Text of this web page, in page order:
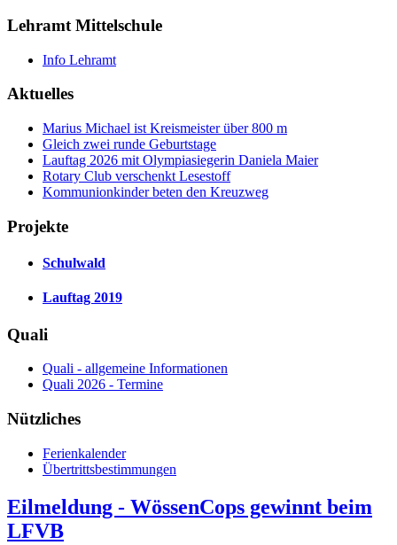
Lehramt Mittelschule
Info Lehramt
Aktuelles
Marius Michael ist Kreismeister über 800 m
Gleich zwei runde Geburtstage
Lauftag 2026 mit Olympiasiegerin Daniela Maier
Rotary Club verschenkt Lesestoff
Kommunionkinder beten den Kreuzweg
Projekte
Schulwald
Lauftag 2019
Quali
Quali - allgemeine Informationen
Quali 2026 - Termine
Nützliches
Ferienkalender
Übertrittsbestimmungen
Eilmeldung - WössenCops gewinnt beim
LFVB